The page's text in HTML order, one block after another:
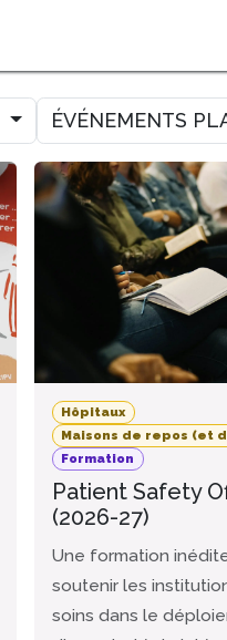
ÉVÉNEMENTS
Hôpitaux
Maisons de repos (et
Formation
Patient Safety
(2026-27)
Une formation
soutenir les
soins dans le